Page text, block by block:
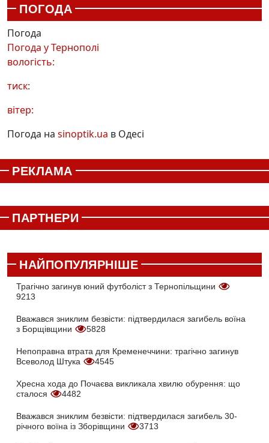
ПОГОДА
Погода
Погода уТернополі
вологість:
тиск:
вітер:
Погода на sinoptik.ua в Одесі
РЕКЛАМА
ПАРТНЕРИ
НАЙПОПУЛЯРНІШЕ
Трагічно загинув юний футболіст з Тернопільщини
9213
Вважався зниклим безвісти: підтвердилася загибель воїна
з Борщівщини
5828
Непоправна втрата для Кременеччини: трагічно загинув
Всеволод Штука
4545
Хресна хода до Почаєва викликала хвилю обурення: що
сталося
4482
Вважався зниклим безвісти: підтвердилася загибель 30-
річного воїна із Зборівщини
3713